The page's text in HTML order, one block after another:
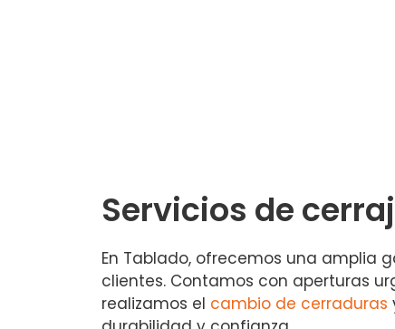
Servicios de
En Tablado, ofrecemos una amplia
clientes. Contamos con aperturas
realizamos el cambio de cerraduras